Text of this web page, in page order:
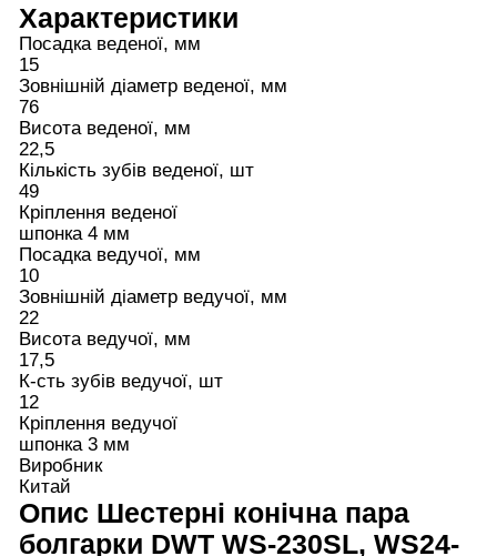
Характеристики
Посадка веденої, мм
15
Зовнішній діаметр веденої, мм
76
Висота веденої, мм
22,5
Кількість зубів веденої, шт
49
Кріплення веденої
шпонка 4 мм
Посадка ведучої, мм
10
Зовнішній діаметр ведучої, мм
22
Висота ведучої, мм
17,5
К-сть зубів ведучої, шт
12
Кріплення ведучої
шпонка 3 мм
Виробник
Китай
Опис Шестерні конічна пара
болгарки DWT WS-230SL, WS24-